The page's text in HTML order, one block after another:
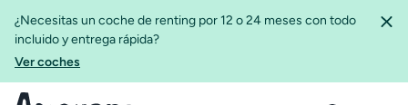
¿Necesitas un coche de renting por 12 o 24 meses con todo
incluido y entrega rápida?
Ver coches